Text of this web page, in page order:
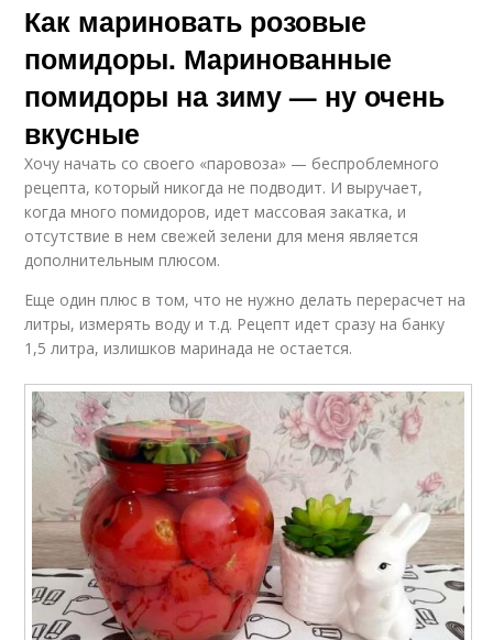
Как мариновать розовые
помидоры. Маринованные
помидоры на зиму — ну очень
вкусные
Хочу начать со своего «паровоза» — беспроблемного
рецепта, который никогда не подводит. И выручает,
когда много помидоров, идет массовая закатка, и
отсутствие в нем свежей зелени для меня является
дополнительным плюсом.
Еще один плюс в том, что не нужно делать перерасчет на
литры, измерять воду и т.д. Рецепт идет сразу на банку
1,5 литра, излишков маринада не остается.